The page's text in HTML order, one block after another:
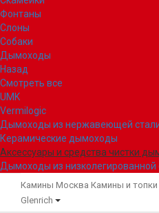
Фонтаны
Слоны
Собаки
Дымоходы
Назад
Смотреть все
UMK
Vermilogic
Дымоходы из нержавеющей
Керамические дымоходы
Аксессуары и средства чистки
Дымоходы из низколегированной
Камины Москва Камины и топки
Glenrich